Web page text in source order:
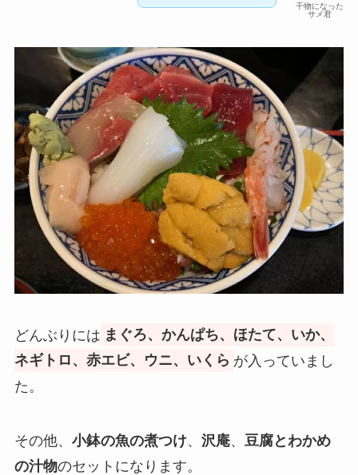
干物になった
サメ君
どんぶりには まぐろ、かんぱち、ほたて、いか、
ネギトロ、赤エビ、ウニ、いくら が入っていまし
た。
その他、 小鉢の魚の煮つけ、 沢庵、 豆腐とわかめ
の汁物のセットになります。